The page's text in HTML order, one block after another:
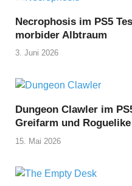
Necrophosis im PS5
morbider Albtraum
3. Juni 2026
Dungeon Clawler im
Greifarm und Roguelike
15. Mai 2026